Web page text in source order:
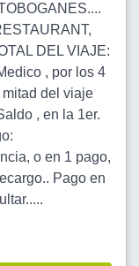
DEL VIAJE:
, por los 4
del viaje
, en la 1er.
o en 1 pago,
Pago en